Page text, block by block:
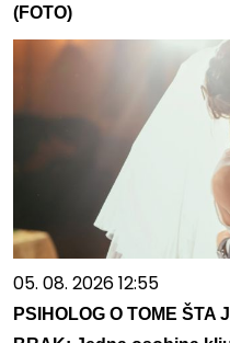
(FOTO)
05. 08. 2026 12:55
PSIHOLOG O TOME ŠTA